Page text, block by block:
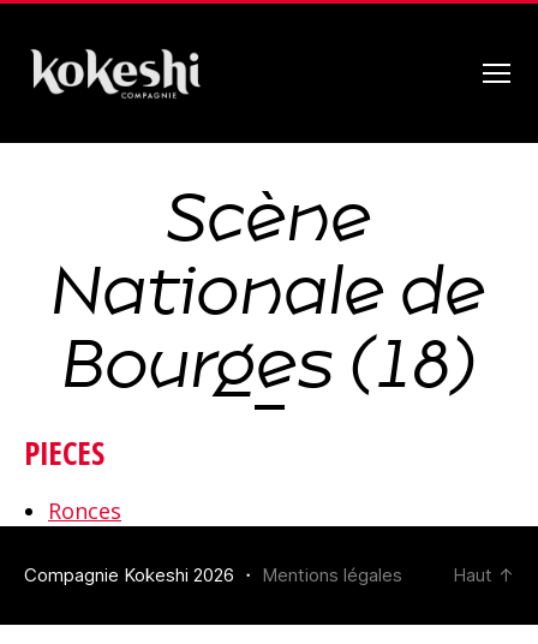
Kokeshi
Scène
Nationale de
Bourges (18)
PIECES
Ronces
Compagnie Kokeshi 2026 ・ Mentions légales Haut ↑